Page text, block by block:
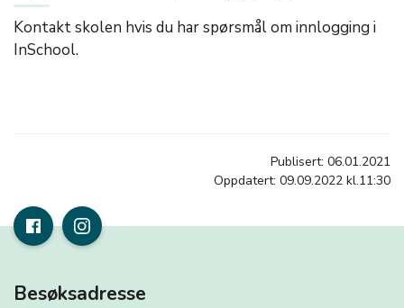
Kontakt skolen hvis du har spørsmål om innlogging i
InSchool.
Publisert: 06.01.2021
Oppdatert: 09.09.2022 kl.11:30
Besøksadresse